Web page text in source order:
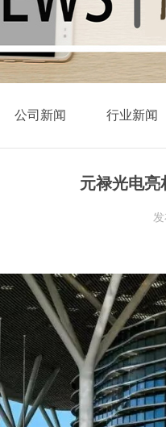
公司新闻 行业新闻
元禄光电亮